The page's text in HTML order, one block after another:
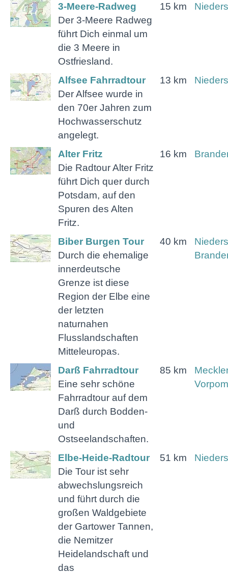
3-Meere-Radweg
Der 3-Meere Radweg
führt Dich einmal um
die 3 Meere in
Ostfriesland.
15 km
Alfsee Fahrradtour
Der Alfsee wurde in
den 70er Jahren zum
Hochwasserschutz
angelegt.
13 km
Alter Fritz
Die Radtour Alter Fritz
führt Dich quer durch
Potsdam, auf den
Spuren des Alten
Fritz.
16 km
Biber Burgen Tour
Durch die ehemalige
innerdeutsche
Grenze ist diese
Region der Elbe eine
der letzten
naturnahen
Flusslandschaften
Mitteleuropas.
40 km
Darß Fahrradtour
Eine sehr schöne
Fahrradtour auf dem
Darß durch Bodden-
und
Ostseelandschaften.
85 km
Elbe-Heide-Radtour
Die Tour ist sehr
abwechslungsreich
und führt durch die
großen Waldgebiete
der Gartower Tannen,
die Nemitzer
Heidelandschaft und
das
51 km